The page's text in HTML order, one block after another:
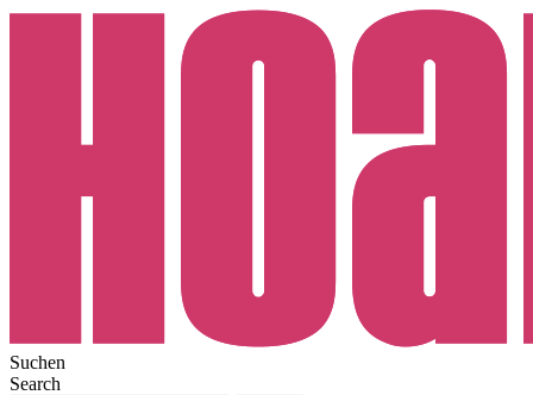
Suchen
Search